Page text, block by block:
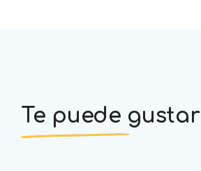
Te puede gustar